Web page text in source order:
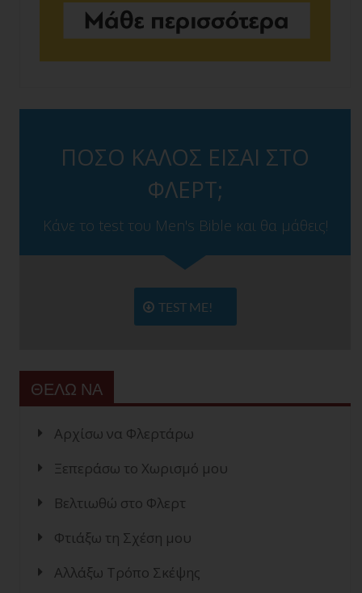
ΠΟΣΟ ΚΑΛΟΣ ΕΙΣΑΙ ΣΤΟ
ΦΛΕΡΤ;
Κάνε το test του Men's Bible και θα μάθεις!
TEST ME!
ΘΕΛΩ ΝΑ
Αρχίσω να Φλερτάρω
Ξεπεράσω το Χωρισμό μου
Βελτιωθώ στο Φλερτ
Φτιάξω τη Σχέση μου
Αλλάξω Τρόπο Σκέψης